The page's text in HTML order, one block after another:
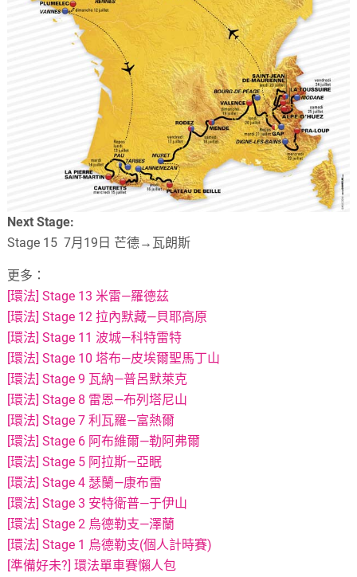
Next Stage:
Stage 15 7月19日 芒德→瓦朗斯
更多：
[環法] Stage 13 米雷—羅德茲
[環法] Stage 12 拉內默藏—貝耶高原
[環法] Stage 11 波城—科特雷特
[環法] Stage 10 塔布—皮埃爾聖馬丁山
[環法] Stage 9 瓦納—普呂默萊克
[環法] Stage 8 雷恩—布列塔尼山
[環法] Stage 7 利瓦羅—富熱爾
[環法] Stage 6 阿布維爾—勒阿弗爾
[環法] Stage 5 阿拉斯—亞眠
[環法] Stage 4 瑟蘭—康布雷
[環法] Stage 3 安特衛普—于伊山
[環法] Stage 2 烏德勒支—澤蘭
[環法] Stage 1 烏德勒支(個人計時賽)
[準備好未?] 環法單車賽懶人包